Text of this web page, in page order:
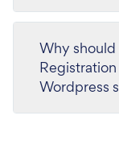
Why should
Wordpress